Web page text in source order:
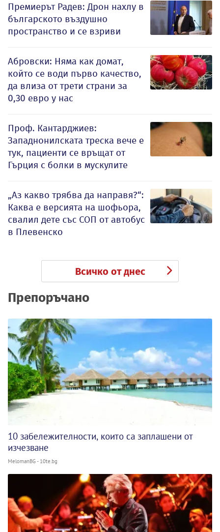
Премиерът Радев: Дрон нахлу в
българското въздушно
пространство и се взриви
Абровски: Няма как домат,
който се води първо качество,
да влиза от трети страни за
0,30 евро у нас
Проф. Кантарджиев:
Западнонилската треска вече е
тук, пациенти се връщат от
Гърция с болки в мускулите
„Аз какво трябва да направя?“:
Каква е версията на шофьора,
свалил дете със СОП от автобус
в Плевенско
Всичко от днес
Препоръчано
10 забележителности, които са заплашени от
изчезване
MelomanBG - 10te.bg